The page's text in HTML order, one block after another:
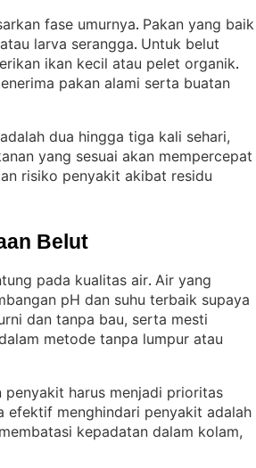
fase umurnya. Pakan yang baik
larva serangga. Untuk belut
ikan kecil atau pelet organik
pakan alami serta buatan
dua hingga tiga kali sehari,
yang sesuai akan mempercepat
risiko penyakit akibat residu
Belut
pada kualitas air. Air yang
pH dan suhu terbaik supaya
dan tanpa bau, serta mesti
metode tanpa lumpur atau
penyakit harus menjadi prioritas
efektif menghindari penyakit adalah
kepadatan dalam kolam,